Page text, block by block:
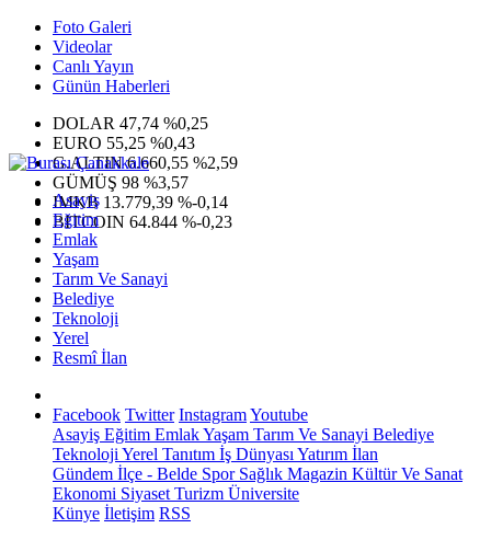
Foto Galeri
Videolar
Canlı Yayın
Günün Haberleri
DOLAR 47,74 %0,25
EURO 55,25 %0,43
G.ALTIN6.660,55 %2,59
GÜMÜŞ 98 %3,57
IMKB 13.779,39 %-0,14
BITCOIN 64.844 %-0,23
Asayiş
Eğitim
Emlak
Yaşam
Tarım Ve Sanayi
Belediye
Teknoloji
Yerel
Resmî İlan
Facebook Twitter InstagramYoutube
Asayiş Eğitim EmlakYaşam Tarım Ve Sanayi Belediye
Teknoloji Yerel Tanıtım İş Dünyası Yatırım İlan
Gündem İlçe - Belde SporSağlık Magazin Kültür Ve Sanat
Ekonomi Siyaset Turizm Üniversite
Künye İletişim RSS